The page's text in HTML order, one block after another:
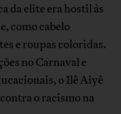
da elite era hostil às
como cabelo
e roupas coloridas.
no Carnaval e
o Ilê Aiyê
o racismo na